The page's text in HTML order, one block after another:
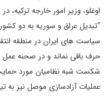
اوغلو، وزیر امور خارجه ترکیه،
"تبدیل عراق و سوریه به دو
سیاست های ایران در منطقه
حرف باقی نماند و در صحنه
شکست شبه نظامیان مورد
عملیات آزادسازی موصل نیز به